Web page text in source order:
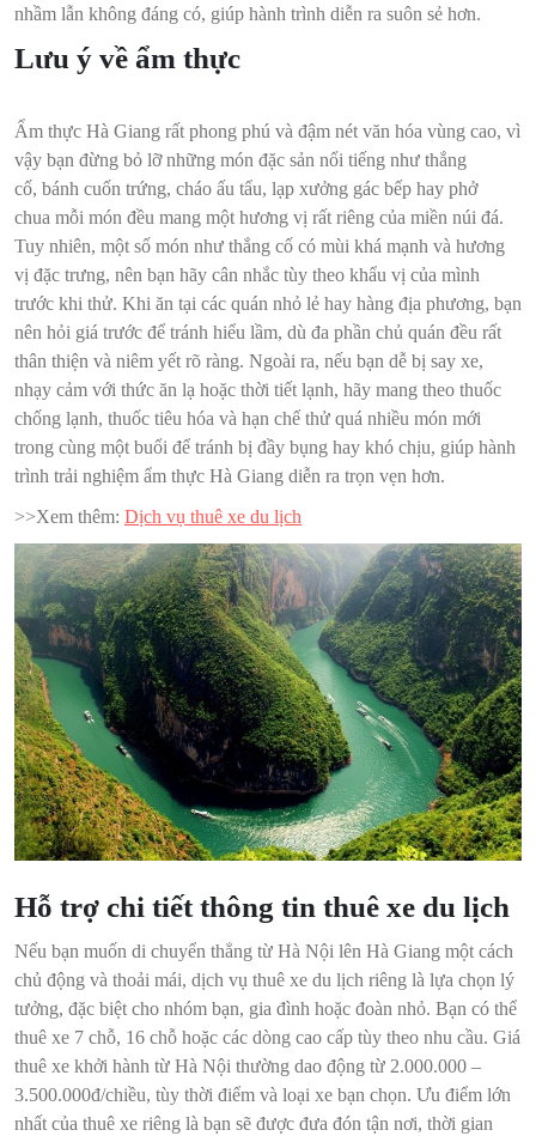
nhầm lẫn không đáng có, giúp hành trình diễn ra suôn sẻ hơn.
Lưu ý về ẩm thực
Ẩm thực Hà Giang rất phong phú và đậm nét văn hóa vùng cao, vì
vậy bạn đừng bỏ lỡ những món đặc sản nổi tiếng như thắng
cố, bánh cuốn trứng, cháo ấu tẩu, lạp xưởng gác bếp hay phở
chua mỗi món đều mang một hương vị rất riêng của miền núi đá.
Tuy nhiên, một số món như thắng cố có mùi khá mạnh và hương
vị đặc trưng, nên bạn hãy cân nhắc tùy theo khẩu vị của mình
trước khi thử. Khi ăn tại các quán nhỏ lẻ hay hàng địa phương, bạn
nên hỏi giá trước để tránh hiểu lầm, dù đa phần chủ quán đều rất
thân thiện và niêm yết rõ ràng. Ngoài ra, nếu bạn dễ bị say xe,
nhạy cảm với thức ăn lạ hoặc thời tiết lạnh, hãy mang theo thuốc
chống lạnh, thuốc tiêu hóa và hạn chế thử quá nhiều món mới
trong cùng một buổi để tránh bị đầy bụng hay khó chịu, giúp hành
trình trải nghiệm ẩm thực Hà Giang diễn ra trọn vẹn hơn.
>>Xem thêm: Dịch vụ thuê xe du lịch
Hỗ trợ chi tiết thông tin thuê xe du lịch
Nếu bạn muốn di chuyển thẳng từ Hà Nội lên Hà Giang một cách
chủ động và thoải mái, dịch vụ thuê xe du lịch riêng là lựa chọn lý
tưởng, đặc biệt cho nhóm bạn, gia đình hoặc đoàn nhỏ. Bạn có thể
thuê xe 7 chỗ, 16 chỗ hoặc các dòng cao cấp tùy theo nhu cầu. Giá
thuê xe khởi hành từ Hà Nội thường dao động từ 2.000.000 –
3.500.000đ/chiều, tùy thời điểm và loại xe bạn chọn. Ưu điểm lớn
nhất của thuê xe riêng là bạn sẽ được đưa đón tận nơi, thời gian